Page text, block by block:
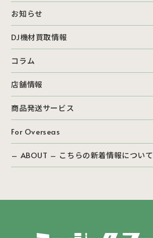
お知らせ
DJ機材買取情報
コラム
店舗情報
商品発送サービス
For Overseas
– ABOUT – こちらの新着情報について